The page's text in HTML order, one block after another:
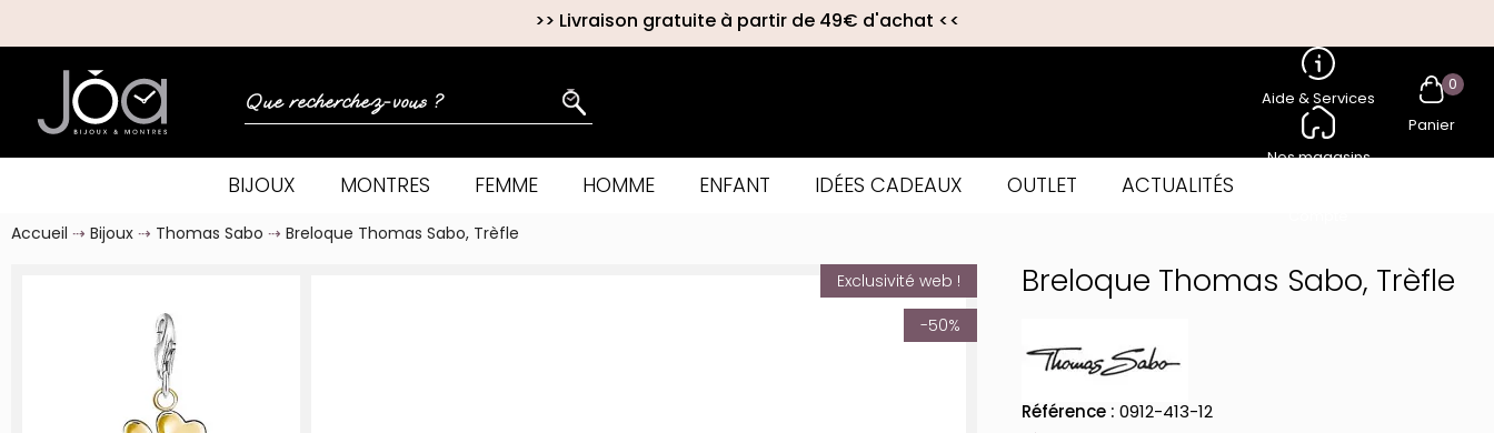
>> Livraison gratuite à partir de 49€ d'achat <<
Aide & Services
Nos magasins
0
Panier
BIJOUX MONTRES FEMME HOMME ENFANT IDÉES CADEAUX OUTLET ACTUALITÉS
Accueil Bijoux Thomas Sabo Breloque Thomas Sabo, Trèfle
Exclusivité web !
-50%
Breloque Thomas Sabo, Trèfle
Référence : 0912-413-12